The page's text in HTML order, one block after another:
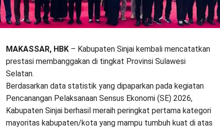
MAKASSAR, HBK – Kabupaten Sinjai kembali mencatatkan
prestasi membanggakan di tingkat Provinsi Sulawesi
Selatan.
Berdasarkan data statistik yang dipaparkan pada kegiatan
Pencanangan Pelaksanaan Sensus Ekonomi (SE) 2026,
Kabupaten Sinjai berhasil meraih peringkat pertama kategori
mayoritas kabupaten/kota yang mampu tumbuh kuat di atas